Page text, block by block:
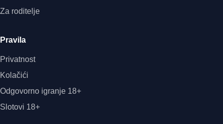
Za roditelje
Pravila
Privatnost
Kolačići
Odgovorno igranje 18+
Slotovi 18+